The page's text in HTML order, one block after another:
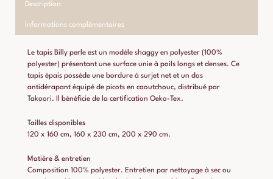
Description
Informations complémentaires
Le tapis Billy perle est un modèle shaggy en polyester (100%
polyester) présentant une surface unie à poils longs et denses. Ce
tapis épais possède une bordure à surjet net et un dos
antidérapant équipé de picots en caoutchouc, distribué par
Takoori. Il bénéficie de la certification Oeko-Tex.
Tailles disponibles
120 x 160 cm, 160 x 230 cm, 200 x 290 cm.
Matière & entretien
Composition 100% polyester. Entretien par nettoyage à sec ou